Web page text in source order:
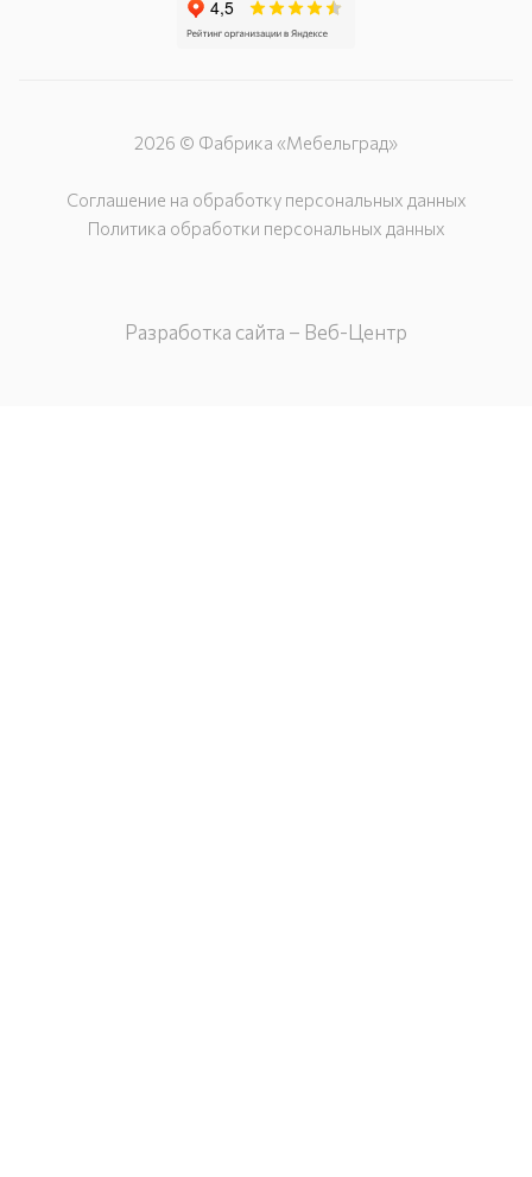
2026 © Фабрика «Мебельград»
Соглашение на обработку персональных данных
Политика обработки персональных данных
Разработка сайта – Веб-Центр